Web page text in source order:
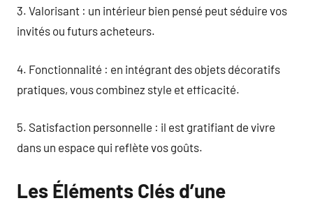
3. Valorisant : un intérieur bien pensé peut séduire vos
invités ou futurs acheteurs.
4. Fonctionnalité : en intégrant des objets décoratifs
pratiques, vous combinez style et efficacité.
5. Satisfaction personnelle : il est gratifiant de vivre
dans un espace qui reflète vos goûts.
Les Éléments Clés d’une